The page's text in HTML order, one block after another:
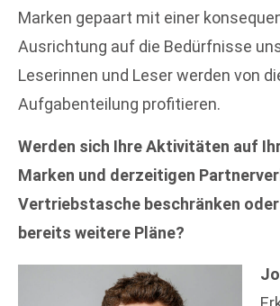
Marken gepaart mit einer
Ausrichtung auf die Bedürfnisse
Leserinnen und Leser werden von
Aufgabenteilung profitieren.
Werden sich Ihre Aktivitäten auf
Marken und derzeitigen
Vertriebstasche beschränken
bereits weitere Pläne?